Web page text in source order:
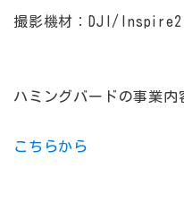
撮影機材：DJI/Inspire2
ハミングバードの事業内
こちらから